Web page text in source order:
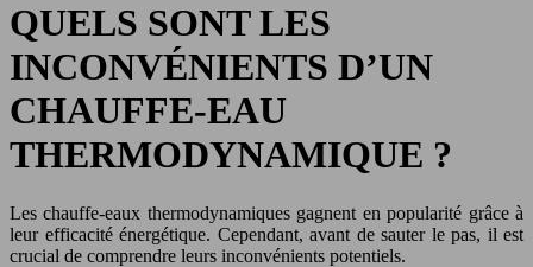
QUELS SONT LES
INCONVÉNIENTS D’UN
CHAUFFE-EAU
THERMODYNAMIQUE ?
Les chauffe-eaux thermodynamiques gagnent en popularité grâce à
leur efficacité énergétique. Cependant, avant de sauter le pas, il est
crucial de comprendre leurs inconvénients potentiels.